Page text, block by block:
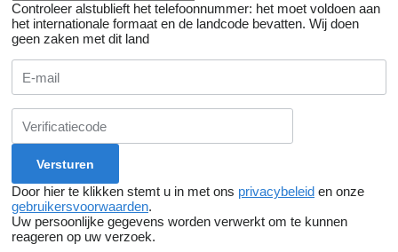
Controleer alstublieft het telefoonnummer: het moet voldoen aan
het internationale formaat en de landcode bevatten. Wij doen
geen zaken met dit land
Door hier te klikken stemt u in met ons privacybeleid en onze
gebruikersvoorwaarden.
Uw persoonlijke gegevens worden verwerkt om te kunnen
reageren op uw verzoek.